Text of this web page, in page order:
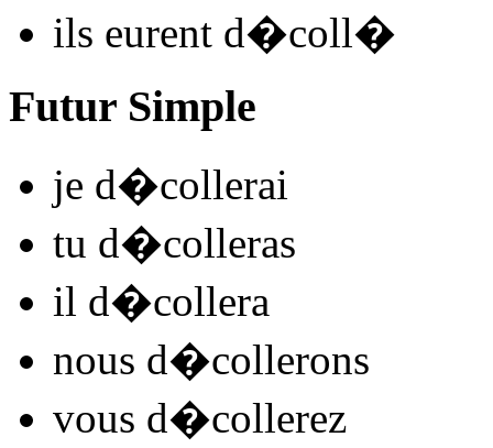
ils eurent d�coll�
Futur Simple
je d�collerai
tu d�colleras
il d�collera
nous d�collerons
vous d�collerez